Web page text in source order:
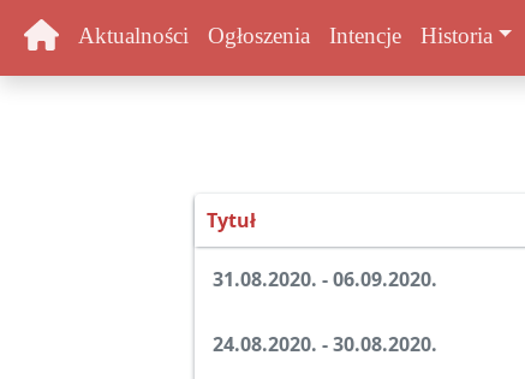
Aktualności Ogłoszenia Intencje Historia
Tytuł
31.08.2020. - 06.09.2020.
24.08.2020. - 30.08.2020.